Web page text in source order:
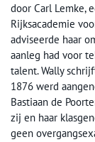
door Carl Lemke,
Rijksacademie
adviseerde haar
aanleg had voor
talent. Wally
1876 werd
Bastiaan de
zij en haar
geen